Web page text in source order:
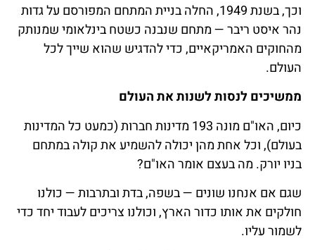
וכך, בשנת 1949, החלה בניית המתחם המפורסם על גדות
נהר איסט ריבר — מתחם שנבנה כשטח בינלאומי שמנותק
מהחוקים האמריקאיים, כדי להדגיש שהוא שייך לכל
העולם.
ממשיכים לנסות לשנות את העולם
כיום, האו"ם מונה 193 מדינות חברות (כמעט כל המדינות
בעולם), וכל אחת מהן יכולה להשמיע את קולה במתחם
בניו יורק. מה בעצם אומר האו"ם?
שגם אם אנחנו שונים — בשפה, בדת ובתרבות — כולנו
חולקים את אותו כדור הארץ, וכולנו צריכים לעבוד יחד כדי
לשמור עליו.